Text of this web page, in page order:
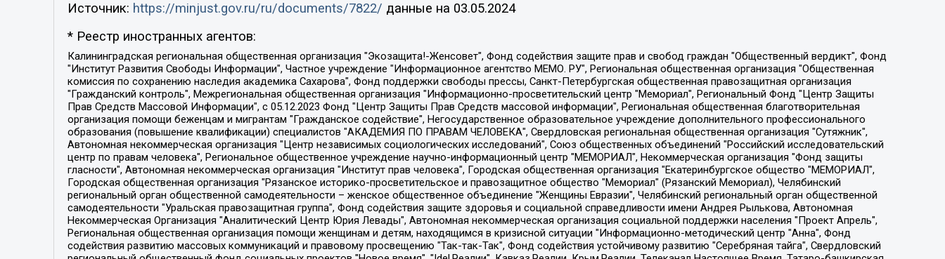
Источник: https://minjust.gov.ru/ru/documents/7822/ данные на 03.05.2024
* Реестр иностранных агентов:
Калининградская региональная общественная организация "Экозащита!-Женсовет", Фонд содействия защите прав и свобод граждан "Общественный вердикт", Фонд "Институт Развития Свободы Информации", Частное учреждение "Информационное агентство МЕМО. РУ", Региональная общественная организация "Общественная комиссия по сохранению наследия академика Сахарова", Фонд поддержки свободы прессы, Санкт-Петербургская общественная правозащитная организация "Гражданский контроль", Межрегиональная общественная организация "Информационно-просветительский центр "Мемориал", Региональный Фонд "Центр Защиты Прав Средств Массовой Информации", с 05.12.2023 Фонд "Центр Защиты Прав Средств массовой информации", Региональная общественная благотворительная организация помощи беженцам и мигрантам "Гражданское содействие", Негосударственное образовательное учреждение дополнительного профессионального образования (повышение квалификации) специалистов "АКАДЕМИЯ ПО ПРАВАМ ЧЕЛОВЕКА", Свердловская региональная общественная организация "Сутяжник", Автономная некоммерческая организация "Центр независимых социологических исследований", Союз общественных объединений "Российский исследовательский центр по правам человека", Региональное общественное учреждение научно-информационный центр "МЕМОРИАЛ", Некоммерческая организация "Фонд защиты гласности", Автономная некоммерческая организация "Институт прав человека", Городская общественная организация "Екатеринбургское общество "МЕМОРИАЛ", Городская общественная организация "Рязанское историко-просветительское и правозащитное общество "Мемориал" (Рязанский Мемориал), Челябинский региональный орган общественной самодеятельности – женское общественное объединение "Женщины Евразии", Челябинский региональный орган общественной самодеятельности "Уральская правозащитная группа", Фонд содействия защите здоровья и социальной справедливости имени Андрея Рылькова, Автономная Некоммерческая Организация "Аналитический Центр Юрия Левады", Автономная некоммерческая организация социальной поддержки населения "Проект Апрель", Региональная общественная организация помощи женщинам и детям, находящимся в кризисной ситуации "Информационно-методический центр "Анна", Фонд содействия развитию массовых коммуникаций и правовому просвещению "Так-так-Так", Фонд содействия устойчивому развитию "Серебряная тайга", Свердловский региональный общественный фонд социальных проектов "Новое время", "Idel.Реалии", Кавказ.Реалии, Крым.Реалии, Телеканал Настоящее Время, Татаро-башкирская служба Радио Свобода (Azatliq Radiosi), Радио Свободная Европа/Радио Свобода (PCE/PC), "Сибирь.Реалии", "Фактограф", Благотворительный фонд помощи осужденным и их семьям, Автономная некоммерческая организация "Институт глобализации и социальных движений", Фонд "В защиту прав заключенных", Частное учреждение "Центр поддержки и содействия развитию средств массовой информации", Пензенский региональный общественный благотворительный фонд "Гражданский союз", "Север.Реалии", Некоммерческая организация Фонд "Правовая инициатива", Общество с ограниченной ответственностью "Радио Свободная Европа/Радио Свобода", Чешское информационное агентство "MEDIUM-ORIENT", Красноярская региональная общественная организация "Мы против СПИДа", Камалягин Денис Николаевич, Маркелов Сергей Евгеньевич, Пономарев Лев Александрович, Савицкая Людмила Алексеевна, Автономная некоммерческая организация "Центр по работе с проблемой насилия "НАСИЛИЮ.НЕТ", Межрегиональный профессиональный союз работников здравоохранения "Альянс врачей", Юридическое лицо, зарегистрированное в Латвийской Республике, SIA "Medusa Project" (регистрационный номер 40103797863, дата регистрации 10.06.2014), Некоммерческая организация "Фонд по борьбе с коррупцией", Автономная некоммерческая организация "Институт права и публичной политики", Баданин Роман Сергеевич, Гликин Максим Александрович, Железнова Мария Михайловна, Лукьянова Юлия Сергеевна, Маетная Елизавета Витальевна, Маняхин Петр Борисович, Чуракова Ольга Владимировна, Ярош Юлия Петровна, Юридическое лицо "The Insider SIA", зарегистрированное в Риге, Латвийская Республика (дата регистрации 26.06.2015), являющееся администратором доменного имени интернет-издания "The Insider SIA", https://theins.ru, Постернак Алексей Евгеньевич, Рубин Михаил Аркадьевич, Анин Роман Александрович, Юридическое лицо Istories fonds, зарегистрированное в Латвийской Республике (регистрационный номер 50008295751, дата регистрации 24.02.2020), Великовский Дмитрий Александрович, Долинина Ирина Николаевна, Мароховская Алеся Алексеевна, Шлейнов Роман Юрьевич, Шмагун Олеся Валентиновна, Общество с ограниченной ответственностью "Альтаир 2021", Общество с ограниченной ответственностью "Вега 2021", Общество с ограниченной ответственностью "Главный редактор 2021", Общество с ограниченной ответственностью "Ромашки монолит", Важенков Артем Валерьевич, Ивановская областная общественная организация "Центр гендерных исследований", Гурман Юрий Альбертович, Медиапроект "ОВД-Инфо", Егоров Владимир Владимирович, Жилинский Владимир Александрович, Общество с ограниченной ответственностью "ЗП", Иванова София Юрьевна, Карезина Инна Павловна, Кильтау Екатерина Викторовна, Петров Алексей Викторович, Пискунов Сергей Евгеньевич, Смирнов Сергей Сергеевич, Тихонов Михаил Сергеевич, Общество с ограниченной ответственностью "ЖУРНАЛИСТ-ИНОСТРАННЫЙ АГЕНТ", Арапова Галина Юрьевна, Вольтская Татьяна Анатольевна, Американская компания "Mason G.E.S. Anonymous Foundation" (США), являющаяся владельцем интернет-издания https://mnews.world/, Компания "Stichting Bellingcat", зарегистрированная в Нидерландах (дата регистрации 11.07.2018), Захаров Андрей Вячеславович, Клепиковская Екатерина Дмитриевна, Общество с ограниченной ответственностью "МЕМО", Перл Роман Александрович, Симонов Евгений Алексеевич, Соловьева Елена Анатольевна, Сотников Даниил Владимирович, Сурначева Елизавета Дмитриевна, Автономная некоммерческая организация по защите прав человека и информированию населения "Якутия – Наше Мнение", Общество с ограниченной ответственностью "Москоу диджитал медиа", с 26.01.2023 Общество с ограниченной ответственностью "Чайка Белые сады", Ветошкина Валерия Валерьевна, Заговора Максим Александрович, Межрегиональное общественное движение "Российская ЛГБТ - сеть", Оленичев Максим Владимирович, Павлов Иван Юрьевич, Скворцова Елена Сергеевна, Общество с ограниченной ответственностью "Как бы инагент", Кочетков Игорь Викторович, Общество с ограниченной ответственностью "Честные выборы", Еланчик Олег Александрович, Общество с ограниченной ответственностью "Нобелевский призыв", Гималова Регина Эмилевна, Григорьев Андрей Валерьевич, Григорьева Алина Александровна, Ассоциация по содействию защите прав призывников, альтернативнослужащих и военнослужащих "Правозащитная группа "Гражданин.Армия.Право", Хисамова Регина Фаритовна, Автономная некоммерческая организация по реализации социально-правовых программ "Лилит", Дальневосточное общественное движение "Маяк", Санкт-Петербургская ЛГБТ-инициативная группа "Выход", Инициативная группа ЛГБТ+ "Реверс", Алексеев Андрей Викторович, Бекбулатова Таисия Львовна, Беляев Иван Михайлович, Владыкина Елена Сергеевна, Гельман Марат Александрович, Никульшина Вероника Юрьевна, Толоконникова Надежда Андреевна, Шендерович Виктор Анатольевич, Общество с ограниченной ответственностью "Данное сообщение", Общество с ограниченной ответственностью Издательский дом "Новая глава", Айнбиндер Александра Александровна, Московский комьюнити-центр для ЛГБТ+инициатив, Благотворительный фонд развития филантропии, Deutsche Welle (Германия, Kurt-Schumacher-Strasse 3, 53113 Bonn), Борзунова Мария Михайловна, Воробьев Виктор Викторович, Голубева Анна Львовна, Константинова Алла Михайловна, Малкова Ирина Владимировна, Мурадов Мурад Абдулгалимович, Осетинская Елизавета Николаевна, Понасенков Евгений Николаевич, Ганапольский Матвей Юрьевич, Киселев Евгений Алексеевич, Борухович Ирина Григорьевна, Дремин Иван Тимофеевич, Дубровский Дмитрий Викторович, Красноярская региональная общественная организация поддержки и развития альтернативных образовательных технологий и межкультурных коммуникаций "ИНТЕРРА", Маяковская Екатерина Алексеевна, Фейгин Марк Захарович, Филимонов Андрей Викторович, Дзугкоева Регина Николаевна, Доброхотов Роман Александрович, Дудь Юрий Александрович, Елкин Сергей Владимирович, Кругликов Кирилл Игоревич, Сабунаева Мария Леонидовна, Семенов Алексей Владимирович, Шаинян Карен Багратович, Шульман Екатерина Михайловна, Асафьев Артур Валерьевич, Вахштайн Виктор Семенович, Венедиктов Алексей Алексеевич, Лушникова Екатерина Евгеньевна, Волков Леонид Михайлович, Невзоров Александр Глебович, Пархоменко Сергей Борисович, Сироткин Ярослав Николаевич, Кара-Мурза Владимир Владимирович, Баранова Наталья Владимировна, Гозман Леонид Яковлевич, Кагарлицкий Борис Юльевич, Климарев Михаил Валерьевич, Милов Владимир Станиславович, Автономная некоммерческая организация Краснодарский центр современного искусства "Типография", Моргенштерн Алишер Тагирович, Соболь Любовь Эдуардовна, Общество с ограниченной ответственностью "ЛИЗА НОРМ", Каспаров Гарри Кимович, Ходорковский Михаил Борисович, Общество с ограниченной ответственностью "Апрельские тезисы", Данилович Ирина Брониславовна, Кашин Олег Владимирович, Петров Николай Владимирович, Пивоваров Алексей Владимирович, Соколов Михаил Владимирович, Цветкова Юлия Владимировна, Чичваркин Евгений Александрович, Комитет против пыток/Команда против пыток, Общество с ограниченной ответственностью "Первый научный", Общество с ограниченной ответственностью "Вертолет и ко", Белоцерковская Вероника Борисовна, Кац Максим Евгеньевич, Лазарева Татьяна Юрьевна, Шаведдинов Руслан Табризович, Яшин Илья Валерьевич, Общество с ограниченной ответственностью "Иноагент ААВ", Алешковский Дмитрий Петрович, Альбац Евгения Марковна, Быков Дмитрий Львович, Галямина Юлия Евгеньевна, Лойко Сергей Леонидович, Мартынов Кирилл Константинович, Медведев Сергей Александрович, Крашенинников Федор Геннадиевич, Гордеева Катерина Вл